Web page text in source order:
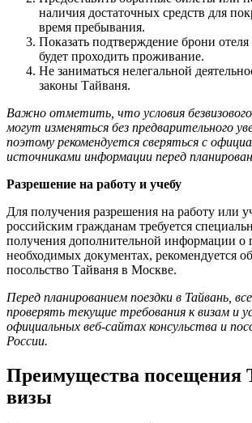
наличия достаточных средств для
время пребывания.
Показать подтверждение брони отеля
будет проходить проживание.
Не заниматься нелегальной
законы Тайваня.
Важно отметить, что условия безвизового
могут изменяться без предварительного
поэтому рекомендуется сверяться с
источниками информации перед
Разрешение на работу и учебу
Для получения разрешения на работу или
российским гражданам требуется
получения дополнительной информации о
необходимых документах, рекомендуется
посольство Тайваня в Москве.
Перед планированием поездки в Тайвань,
проверять текущие требования к визам и
официальных веб-сайтах консульства и
России.
Преимущества посещения
визы